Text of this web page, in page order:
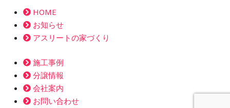
HOME
お知らせ
アスリートの家づくり
施工事例
分譲情報
会社案内
お問い合わせ